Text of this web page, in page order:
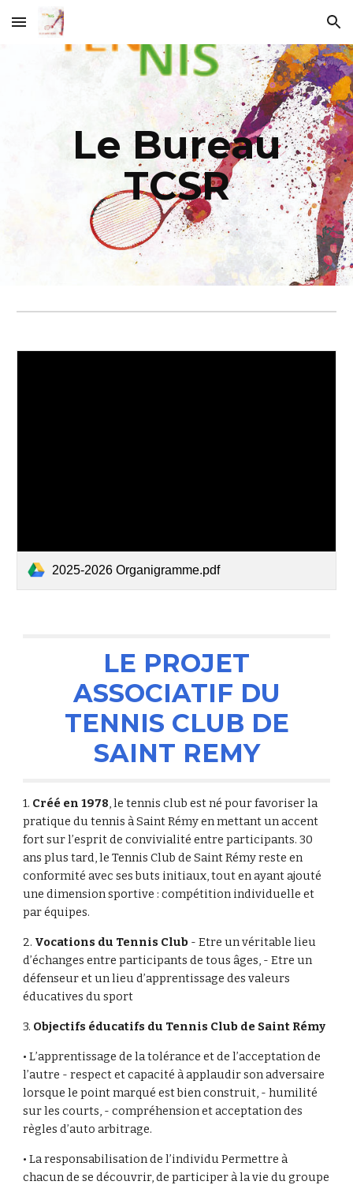
Skip to main content Skip to navigation
Le Bureau
TCSR
2025-2026 Organigramme.pdf
LE PROJET
ASSOCIATIF DU
TENNIS CLUB DE
SAINT REMY
1. Créé en 1978, le tennis club est né pour favoriser la
pratique du tennis à Saint Rémy en mettant un accent
fort sur l’esprit de convivialité entre participants. 30
ans plus tard, le Tennis Club de Saint Rémy reste en
conformité avec ses buts initiaux, tout en ayant ajouté
une dimension sportive : compétition individuelle et
par équipes.
2. Vocations du Tennis Club - Etre un véritable lieu
d’échanges entre participants de tous âges, - Etre un
défenseur et un lieu d’apprentissage des valeurs
éducatives du sport
3. Objectifs éducatifs du Tennis Club de Saint Rémy
• L’apprentissage de la tolérance et de l’acceptation de
l’autre - respect et capacité à applaudir son adversaire
lorsque le point marqué est bien construit, - humilité
sur les courts, - compréhension et acceptation des
règles d’auto arbitrage.
• La responsabilisation de l’individu Permettre à
chacun de se découvrir, de participer à la vie du groupe